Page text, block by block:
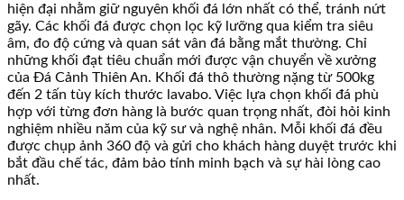
hiện đại nhằm giữ nguyên khối đá lớn nhất có thể, tránh nứt
gãy. Các khối đá được chọn lọc kỹ lưỡng qua kiểm tra siêu
âm, đo độ cứng và quan sát vân đá bằng mắt thường. Chỉ
những khối đạt tiêu chuẩn mới được vận chuyển về xưởng
của Đá Cảnh Thiên An. Khối đá thô thường nặng từ 500kg
đến 2 tấn tùy kích thước lavabo. Việc lựa chọn khối đá phù
hợp với từng đơn hàng là bước quan trọng nhất, đòi hỏi kinh
nghiệm nhiều năm của kỹ sư và nghệ nhân. Mỗi khối đá đều
được chụp ảnh 360 độ và gửi cho khách hàng duyệt trước khi
bắt đầu chế tác, đảm bảo tính minh bạch và sự hài lòng cao
nhất.